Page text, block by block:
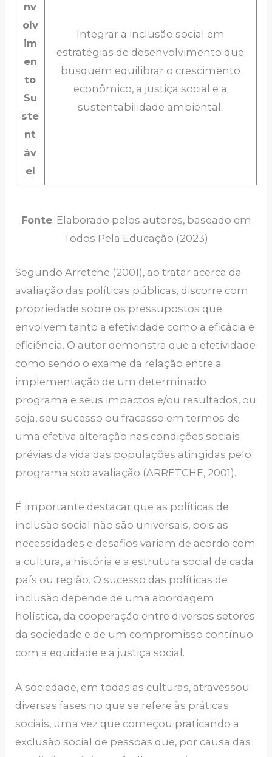
nv
olv
im
en
to
Su
ste
nt
áv
el
Integrar a inclusão social em
estratégias de desenvolvimento que
busquem equilibrar o crescimento
econômico, a justiça social e a
sustentabilidade ambiental.
Fonte: Elaborado pelos autores, baseado em
Todos Pela Educação (2023)
Segundo Arretche (2001), ao tratar acerca da
avaliação das políticas públicas, discorre com
propriedade sobre os pressupostos que
envolvem tanto a efetividade como a eficácia e
eficiência. O autor demonstra que a efetividade
como sendo o exame da relação entre a
implementação de um determinado
programa e seus impactos e/ou resultados, ou
seja, seu sucesso ou fracasso em termos de
uma efetiva alteração nas condições sociais
prévias da vida das populações atingidas pelo
programa sob avaliação (ARRETCHE, 2001).
É importante destacar que as políticas de
inclusão social não são universais, pois as
necessidades e desafios variam de acordo com
a cultura, a história e a estrutura social de cada
país ou região. O sucesso das políticas de
inclusão depende de uma abordagem
holística, da cooperação entre diversos setores
da sociedade e de um compromisso contínuo
com a equidade e a justiça social.
A sociedade, em todas as culturas, atravessou
diversas fases no que se refere às práticas
sociais, uma vez que começou praticando a
exclusão social de pessoas que, por causa das